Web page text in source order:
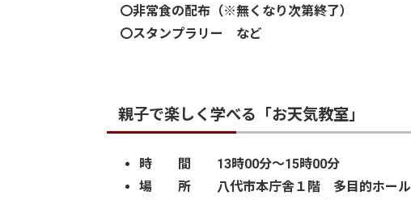
〇非常食の配布（※無くなり次第終了）
〇スタンプラリー など
親子で楽しく学べる「お天気教室」
時 間 13時00分～15時00分
場 所 八代市本庁舎１階 多目的ホール